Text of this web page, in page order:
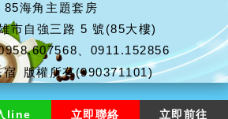
85海角主題套房
市自強三路 5 號(85大樓)
、0911.152856
宿 版權所有(990371101)
line 立即聯絡 立即前往